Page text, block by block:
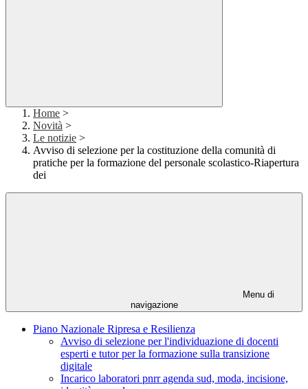
Home >
Novità >
Le notizie >
Avviso di selezione per la costituzione della comunità di
pratiche per la formazione del personale scolastico-Riapertura
dei
Menu di
navigazione
Piano Nazionale Ripresa e Resilienza
Avviso di selezione per l'individuazione di docenti
esperti e tutor per la formazione sulla transizione
digitale
Incarico laboratori pnrr agenda sud, moda, incisione,